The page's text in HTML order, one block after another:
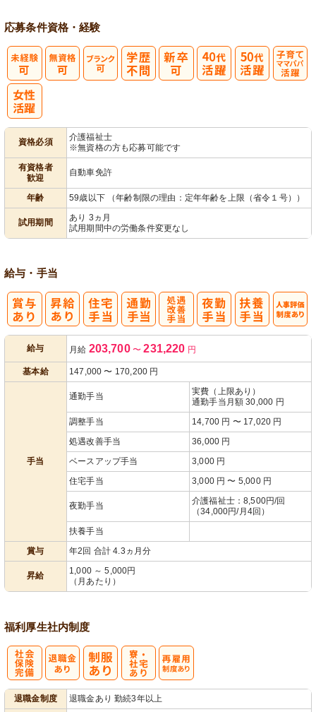
応募条件資格・経験
資格必須
介護福祉士
※無資格の方も応募可能です
有資格者
歓迎
自動車免許
年齢 59歳以下 （年齢制限の理由：定年年齢を上限（省令１号））
試用期間
あり 3ヵ月
試用期間中の労働条件変更なし
給与・手当
給与 月給 203,700 〜 231,220 円
基本給 147,000 〜 170,200 円
手当
通勤手当
実費（上限あり）
通勤手当月額 30,000 円
調整手当
14,700 円 〜 17,020 円
処遇改善手当
36,000 円
ベースアップ手当
3,000 円
住宅手当
3,000 円 〜 5,000 円
夜勤手当
介護福祉士：8,500円/回
（34,000円/月4回）
扶養手当
賞与
年2回 合計 4.3ヵ月分
昇給
1,000 ～ 5,000円
（月あたり）
福利厚生社内制度
退職金制度 退職金あり 勤続3年以上